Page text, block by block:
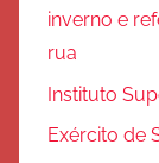
inverno e
rua
Instituto
Exército de